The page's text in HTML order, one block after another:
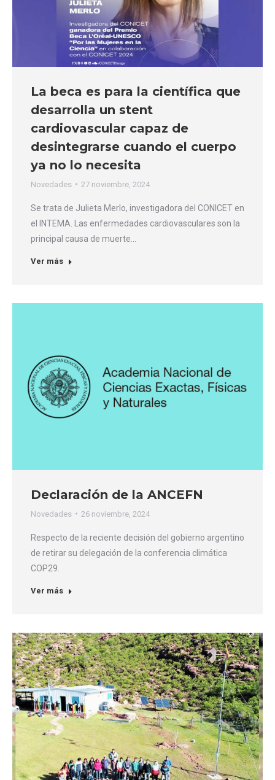
La beca es para la científica que
desarrolla un stent
cardiovascular capaz de
desintegrarse cuando el cuerpo
ya no lo necesita
Novedades 27 noviembre, 2024
Se trata de Julieta Merlo, investigadora del CONICET en
el INTEMA. Las enfermedades cardiovasculares son la
principal causa de muerte…
Ver más
Declaración de la ANCEFN
Novedades 26 noviembre, 2024
Respecto de la reciente decisión del gobierno argentino
de retirar su delegación de la conferencia climática
COP29.
Ver más